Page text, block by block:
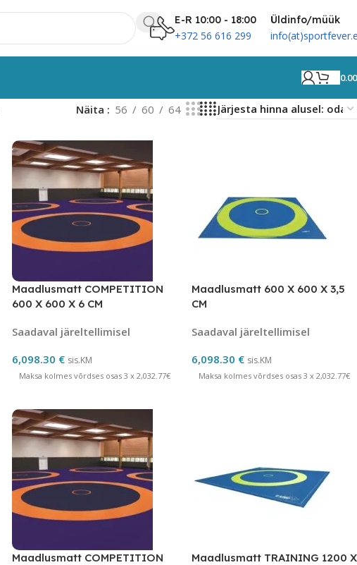
E-R 10:00 - 18:00
+372 56 616 299
Üldinfo/müük
Näita 56 60 64
Maadlusmatt COMPETITION
600 X 600 X 6 CM
Saadaval järeltellimisel
6,098.30 € sis.KM
Maksa kolmes võrdses osas 3 x 2,032.77€
Maadlusmatt 600 X 600 X 3,5
CM
Saadaval järeltellimisel
6,098.30 € sis.KM
Maksa kolmes võrdses osas 3 x 2,032.77€
Maadlusmatt COMPETITION
Maadlusmatt TRAINING 1200 X